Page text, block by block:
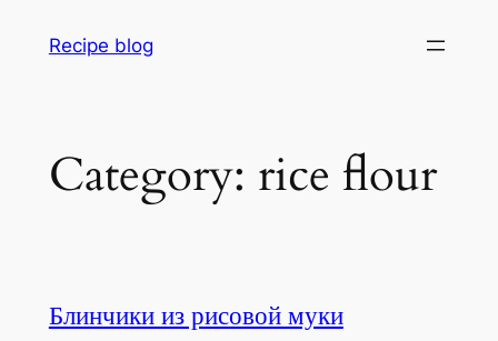
Recipe blog
Category: rice flour
Блинчики из рисовой муки